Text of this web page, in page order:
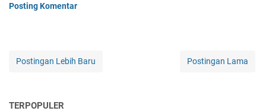
Posting Komentar
Postingan Lebih Baru Postingan Lama
TERPOPULER